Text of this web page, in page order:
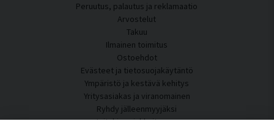
Peruutus, palautus ja reklamaatio
Arvostelut
Takuu
Ilmainen toimitus
Ostoehdot
Evästeet ja tietosuojakäytäntö
Ympäristö ja kestävä kehitys
Yritysasiakas ja viranomainen
Ryhdy jälleenmyyjäksi
Joitakin asiakkaitamme